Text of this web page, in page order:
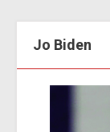
Jo Biden